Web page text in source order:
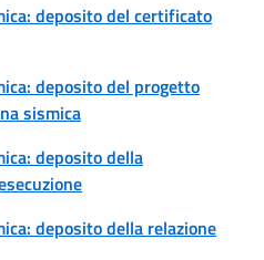
deposito del certificato
deposito del progetto
sismica
deposito della
deposito della relazione